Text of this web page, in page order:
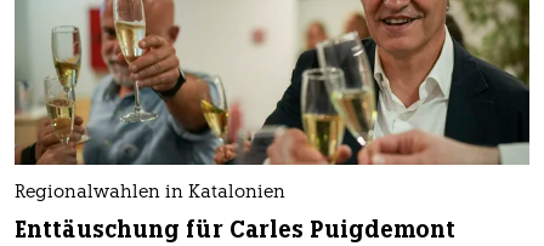
Regionalwahlen in Katalonien
Enttäuschung für Carles Puigdemont